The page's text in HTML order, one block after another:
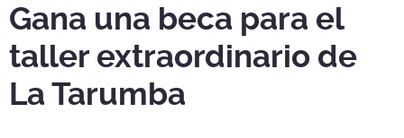
Gana una beca para el
taller extraordinario de
La Tarumba